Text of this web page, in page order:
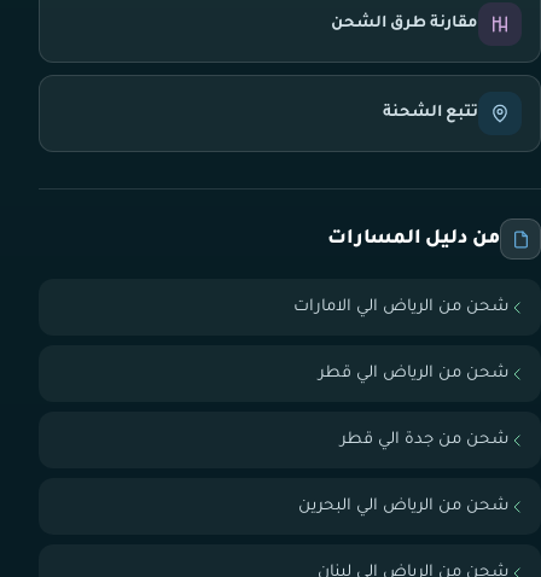
مقارنة طرق الشحن
تتبع الشحنة
من دليل المسارات
شحن من الرياض الي الامارات
شحن من الرياض الي قطر
شحن من جدة الي قطر
شحن من الرياض الي البحرين
شحن من الرياض الي لبنان